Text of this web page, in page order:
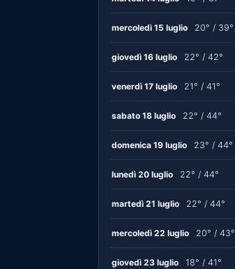
mercoledì 15 luglio 20° / 39°
giovedì 16 luglio 22° / 42°
venerdì 17 luglio 21° / 41°
sabato 18 luglio 22° / 44°
domenica 19 luglio 23° / 44°
lunedì 20 luglio 22° / 44°
martedì 21 luglio 22° / 44°
mercoledì 22 luglio 20° / 43°
giovedì 23 luglio 18° / 41°